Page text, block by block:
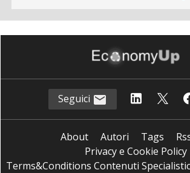
Seguici
About Autori Tags
Privacy e Cookie Policy
Terms&Conditions Contenuti